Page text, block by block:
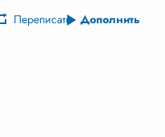
Переписать Дополнить